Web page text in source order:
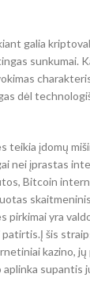
galia
sunkumai.
dėl
teikia įdomų
nei įprastas
Bitcoin
pirkimai yra
šis
kazino, jų
supantis